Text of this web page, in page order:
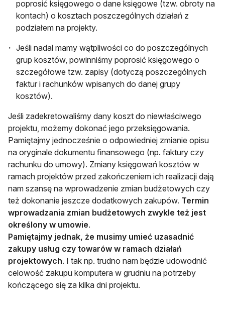
poprosić księgowego o dane księgowe (tzw. obroty na
kontach) o kosztach poszczególnych działań z
podziałem na projekty.
Jeśli nadal mamy wątpliwości co do poszczególnych
grup kosztów, powinniśmy poprosić księgowego o
szczegółowe tzw. zapisy (dotyczą poszczególnych
faktur i rachunków wpisanych do danej grupy
kosztów).
Jeśli zadekretowaliśmy dany koszt do niewłaściwego
projektu, możemy dokonać jego przeksięgowania.
Pamiętajmy jednocześnie o odpowiedniej zmianie opisu
na oryginale dokumentu finansowego (np. faktury czy
rachunku do umowy). Zmiany księgowań kosztów w
ramach projektów przed zakończeniem ich realizacji dają
nam szansę na wprowadzenie zmian budżetowych czy
też dokonanie jeszcze dodatkowych zakupów. Termin
wprowadzania zmian budżetowych zwykle też jest
określony w umowie.
Pamiętajmy jednak, że musimy umieć uzasadnić
zakupy usług czy towarów w ramach działań
projektowych. I tak np. trudno nam będzie udowodnić
celowość zakupu komputera w grudniu na potrzeby
kończącego się za kilka dni projektu.